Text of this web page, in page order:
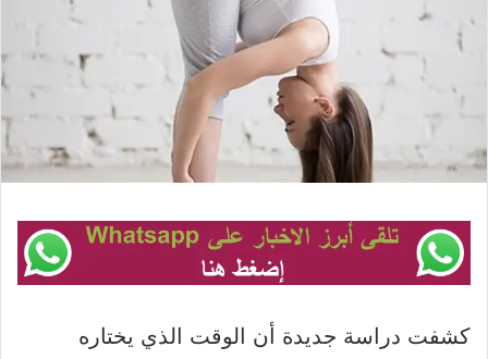
كشفت دراسة جديدة أن الوقت الذي يختاره